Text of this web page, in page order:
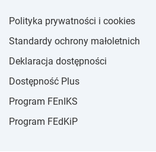
Polityka prywatności i cookies
Standardy ochrony małoletnich
Deklaracja dostępności
Dostępność Plus
Program FEnIKS
Program FEdKiP